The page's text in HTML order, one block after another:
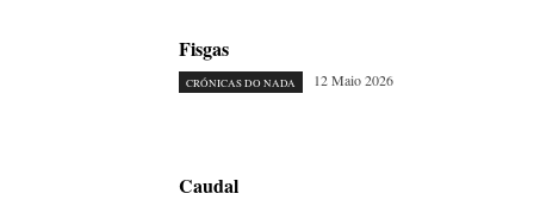
Fisgas
CRÓNICAS DO NADA 12 Maio 2026
Caudal